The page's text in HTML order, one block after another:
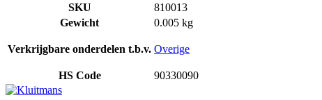
SKU
810013
Gewicht
0.005 kg
Verkrijgbare onderdelen t.b.v. Overige
HS Code 90330090